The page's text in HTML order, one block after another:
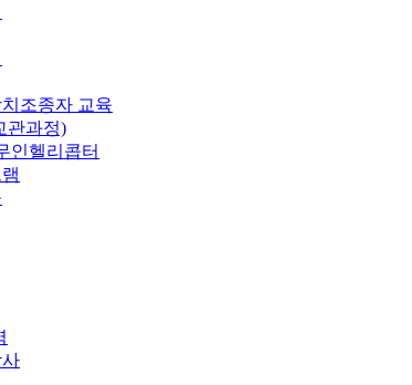
조종자 교육
관과정)
인헬리콥터